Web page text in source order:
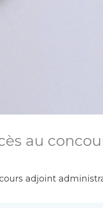
au
adjoint